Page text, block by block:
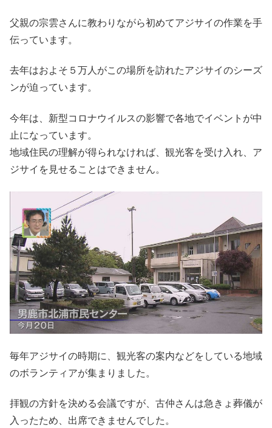
父親の宗雲さんに教わりながら初めてアジサイの作業を手
伝っています。
去年はおよそ５万人がこの場所を訪れたアジサイのシーズ
ンが迫っています。
今年は、新型コロナウイルスの影響で各地でイベントが中
止になっています。
地域住民の理解が得られなければ、観光客を受け入れ、ア
ジサイを見せることはできません。
毎年アジサイの時期に、観光客の案内などをしている地域
のボランティアが集まりました。
拝観の方針を決める会議ですが、古仲さんは急きょ葬儀が
入ったため、出席できませんでした。